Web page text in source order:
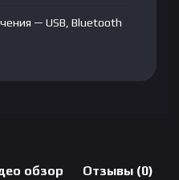
— USB, Bluetooth
обзор Отзывы (0)